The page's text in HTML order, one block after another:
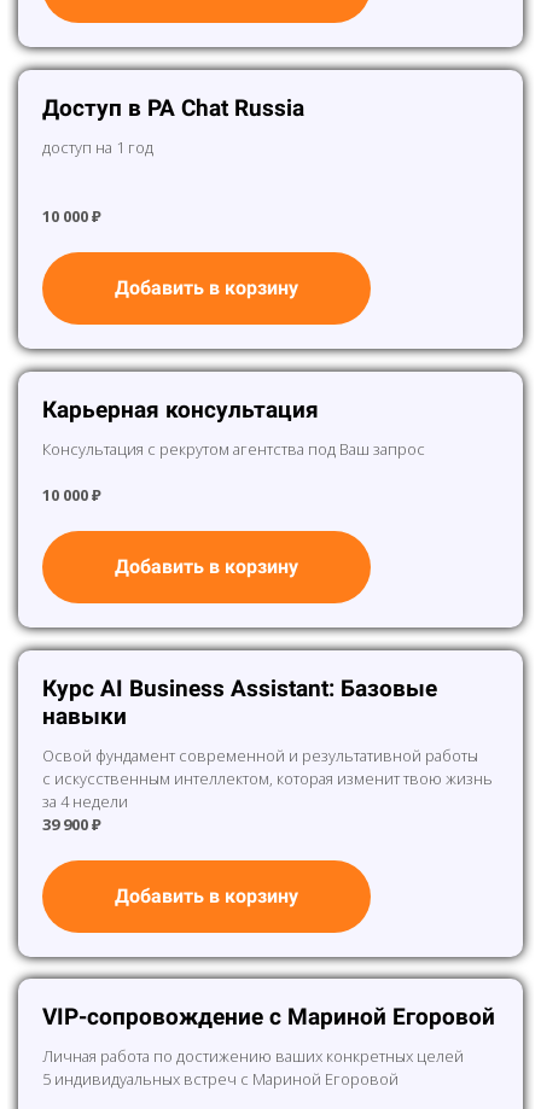
Доступ в PA Chat Russia
доступ на 1 год
10 000 ₽
Добавить в корзину
Карьерная консультация
Консультация с рекрутом агентства под Ваш запрос
10 000 ₽
Добавить в корзину
Курс AI Business Assistant: Базовые
навыки
Освой фундамент современной и результативной работы
с искусственным интеллектом, которая изменит твою жизнь
за 4 недели
39 900 ₽
Добавить в корзину
VIP-cопровождение с Мариной Егоровой
Личная работа по достижению ваших конкретных целей
5 индивидуальных встреч с Мариной Егоровой